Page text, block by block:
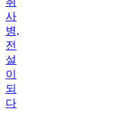
사
병,
전
설
이
되
다